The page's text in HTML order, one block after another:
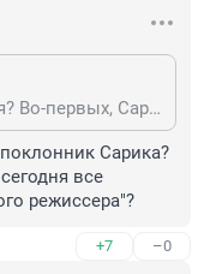
Это что за болезнь у тебя такая? Во-первых, Сарик Гарникович является гражданином РФ. Во-вторых, если тебя что-то так живо беспокоит — сам поезжай и освобождай, а в чужом тылу отсиживаться нечего. 🥱
Сарика?
все
режиссера"?
+7 –0